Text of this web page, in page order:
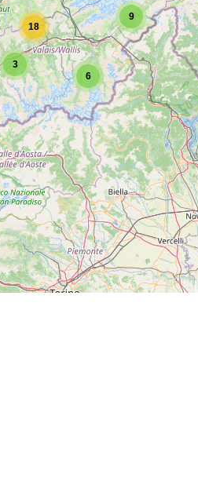
6
3
18
9